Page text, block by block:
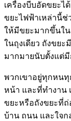
เครื่องบีบอัดขยะไ
ขยะไฟฟ้าเหล่านี้ช่
ให้มีขยะมากขึ้นใน
ในถุงเดียว ถังขย
มากมายนับตั้งแต่
พวกเขาอยู่ทุกหนทุ
หน้า และที่ทำงาน
ขยะหรือถังขยะที่
บ้าน ถนน และใจก